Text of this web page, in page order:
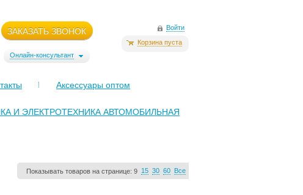
ЗАКАЗАТЬ ЗВОНОК
Онлайн-консультант
Войти
Корзина пуста
Аксессуары оптом
И ЭЛЕКТРОТЕХНИКА АВТОМОБИЛЬНАЯ
Показывать товаров на странице: 9 15 30 60 Все